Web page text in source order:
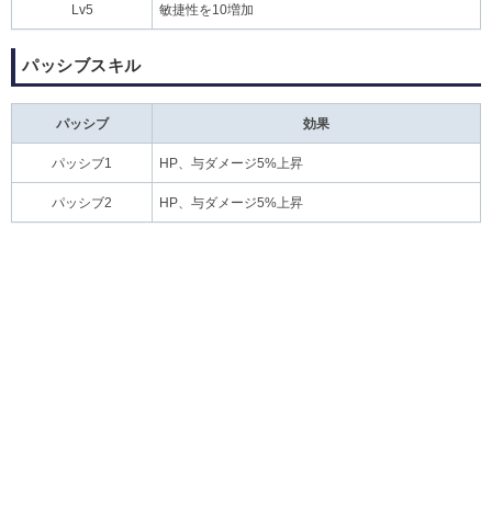
Lv5 敏捷性を10増加
パッシブスキル
パッシブ 効果
パッシブ1 HP、与ダメージ5%上昇
パッシブ2 HP、与ダメージ5%上昇